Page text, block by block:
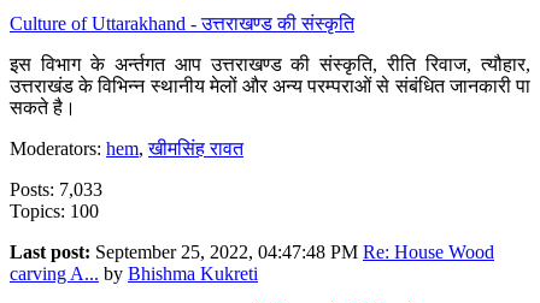
Culture of Uttarakhand - उत्तराखण्ड की संस्कृति
इस विभाग के अर्न्तगत आप उत्तराखण्ड की संस्कृति, रीति रिवाज, त्यौहार,
उत्तराखंड के विभिन्न स्थानीय मेलों और अन्य परम्पराओं से संबंधित जानकारी पा
सकते है।
Moderators: hem,खीमसिंह रावत
Posts: 7,033
Topics: 100
Last post: September 25, 2022, 04:47:48 PM Re: House Wood
carving A... by Bhishma Kukreti